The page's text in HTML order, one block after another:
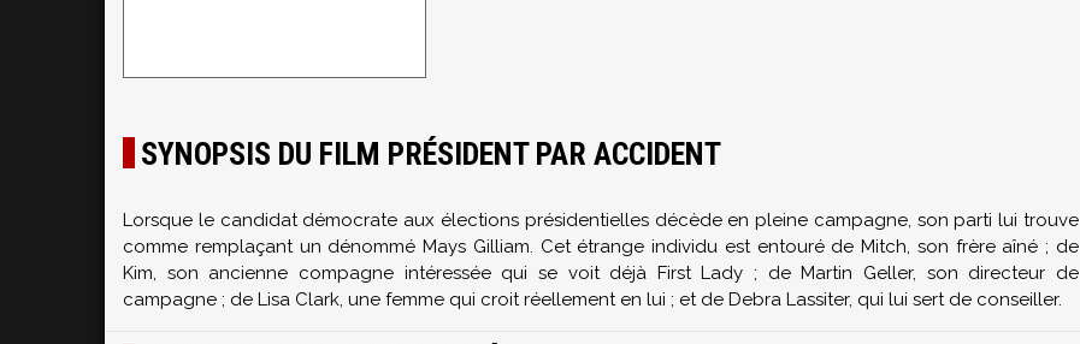
SYNOPSIS DU FILM PRÉSIDENT PAR ACCIDENT
Lorsque le candidat démocrate aux élections présidentielles décède en pleine campagne, son parti lui trouve
comme remplaçant un dénommé Mays Gilliam. Cet étrange individu est entouré de Mitch, son frère aîné ; de
Kim, son ancienne compagne intéressée qui se voit déjà First Lady ; de Martin Geller, son directeur de
campagne ; de Lisa Clark, une femme qui croit réellement en lui ; et de Debra Lassiter, qui lui sert de conseiller.